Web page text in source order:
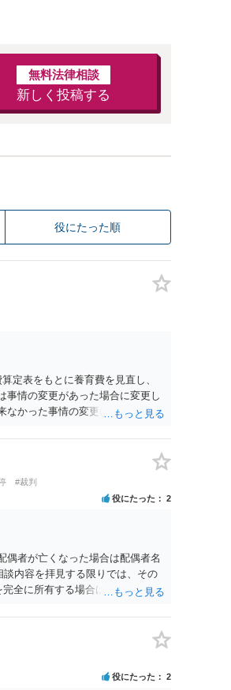
無料法律相談
新しく投稿する
役にたった順
定表をもとに養育費を見直し、
事情の変更があった場合に変更し
なかった事情の変更により双方協
かと思うのですが違うのでしょう
合に変更するので毎年見直すこと
#裁判
役にたった 2
偶者が亡くなった場合は配偶者名
内容を拝見する限りでは、その
全に所有する場合は、他の相続
役にたった 2